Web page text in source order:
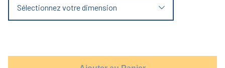
Sélectionnez votre dimension